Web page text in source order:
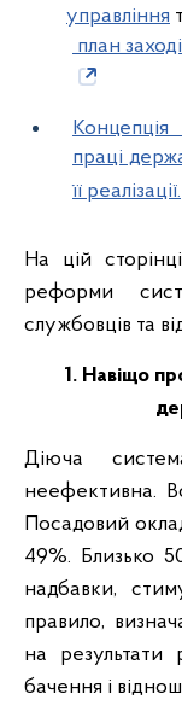
управління
план
праці
її реалізації.
На цій
реформи
службовців та
1. Навіщо
Діюча
неефективна.
Посадовий
49%. Близько
надбавки,
правило,
на результати
бачення і